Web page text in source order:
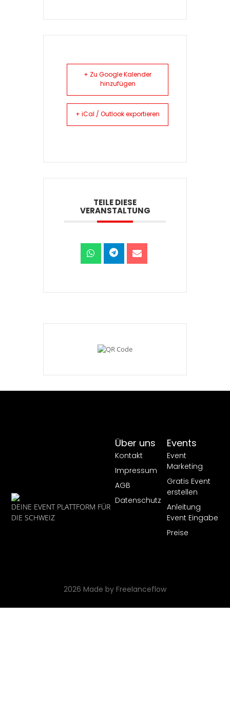
+ Zu Google Kalender
hinzufügen
+ iCal / Outlook exportieren
TEILE DIESE
VERANSTALTUNG
DEINE EVENT PLATTFORM FÜR
DIE SCHWEIZ
Events
Event
Marketing
Gratis Event
erstellen
Anleitung
Event Eingabe
Preise
Über uns
Kontakt
Impressum
AGB
Datenschutz
2026 Made by Freelanceflow